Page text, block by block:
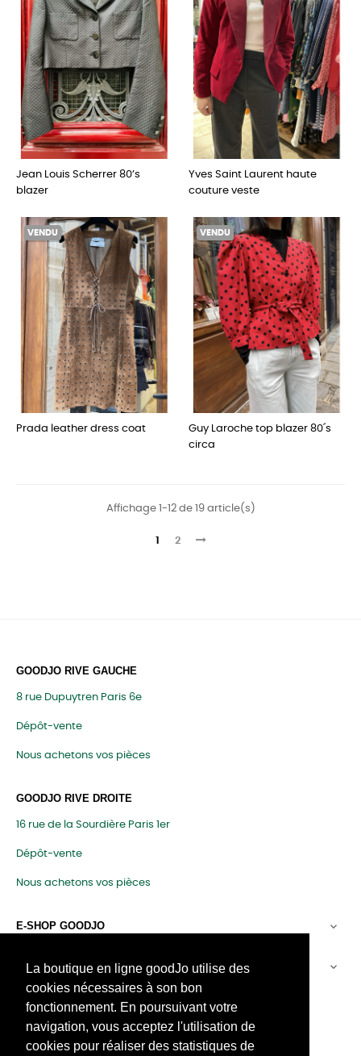
La boutique en ligne goodJo utilise des
cookies nécessaires à son bon
fonctionnement. En poursuivant votre
navigation, vous acceptez l'utilisation de
cookies pour réaliser des statistiques de
Jean Louis Scherrer 80’s
blazer
Yves Saint Laurent haute
couture veste
VENDU
Prada leather dress coat
VENDU
Guy Laroche top blazer 80´s
circa
Affichage 1-12 de 19 article(s)
1 2
GOODJO RIVE GAUCHE
8 rue Dupuytren Paris 6e
Dépôt-vente
Nous achetons vos pièces
GOODJO RIVE DROITE
16 rue de la Sourdière Paris 1er
Dépôt-vente
Nous achetons vos pièces
E-SHOP GOODJO 
SERVICE CLIENT 
LA MAISON GOODJO
À propos du logo "goodJo"